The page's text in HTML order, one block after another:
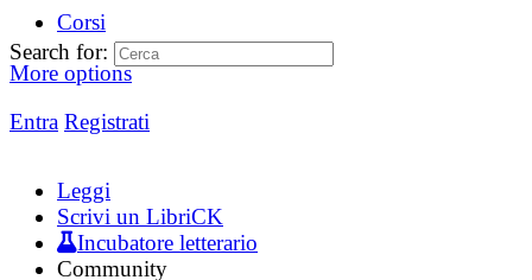
Corsi
More options
Entra Registrati
Search for:
Leggi
Scrivi un LibriCK
Incubatore letterario
Community